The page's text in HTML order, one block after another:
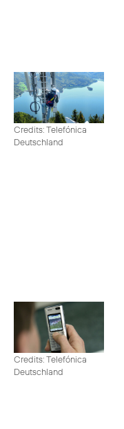
Credits: Telefónica
Deutschland
Credits: Telefónica
Deutschland